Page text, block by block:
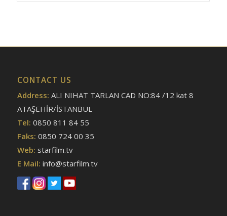
CONTACT US
Address: ALI NIHAT TARLAN CAD NO:84 /12 kat 8
ATAŞEHİR/İSTANBUL
Tel: 0850 811 84 55
Faks: 0850 724 00 35
Web: starfilm.tv
E Mail: info@starfilm.tv